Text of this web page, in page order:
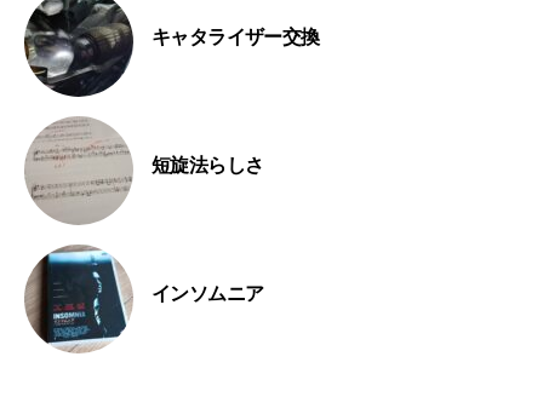
キャタライザー交換
短旋法らしさ
インソムニア